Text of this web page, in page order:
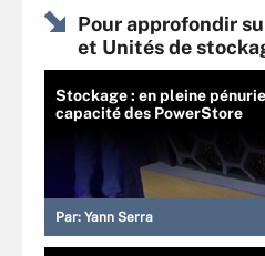
Pour approfondir
et Unités de
Stockage : en pleine
capacité des PowerStore
Par: Yann Serra